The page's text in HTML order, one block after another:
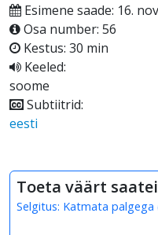
Esimene saade: 16.
Osa number: 56
Kestus: 30 min
Keeled:
soome
Subtiitrid:
eesti
Toeta väärt
Selgitus: Katmata palgega